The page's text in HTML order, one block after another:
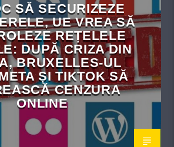
SĂ SECURIZEZE
UE VREA SĂ
REȚELELE
DUPĂ CRIZA DIN
BRUXELLES-UL
ȘI TIKTOK SĂ
CENZURA
ONLINE